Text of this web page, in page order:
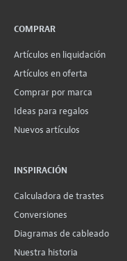
COMPRAR
Artículos en liquidación
Artículos en oferta
Comprar por marca
Ideas para regalos
Nuevos artículos
INSPIRACIÓN
Calculadora de trastes
Conversiones
Diagramas de cableado
Nuestra historia